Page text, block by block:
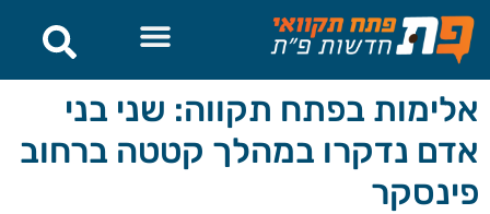
לתוכן
אלימות בפתח תקווה: שני בני
אדם נדקרו במהלך קטטה ברחוב
פינסקר